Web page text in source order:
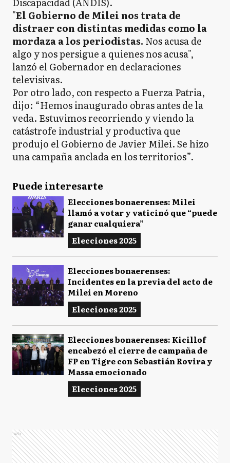
"El Gobierno de Milei nos trata de
distraer con distintas medidas como la
mordaza a los periodistas. Nos acusa de
algo y nos persigue a quienes nos acusa",
lanzó el Gobernador en declaraciones
televisivas.
Por otro lado, con respecto a Fuerza Patria,
dijo: “Hemos inaugurado obras antes de la
veda. Estuvimos recorriendo y viendo la
catástrofe industrial y productiva que
produjo el Gobierno de Javier Milei. Se hizo
una campaña anclada en los territorios”.
Puede interesarte
Elecciones bonaerenses: Milei
llamó a votar y vaticinó que “puede
ganar cualquiera”
Elecciones 2025
Elecciones bonaerenses:
Incidentes en la previa del acto de
Milei en Moreno
Elecciones 2025
Elecciones bonaerenses: Kicillof
encabezó el cierre de campaña de
FP en Tigre con Sebastián Rovira y
Massa emocionado
Elecciones 2025
Ads